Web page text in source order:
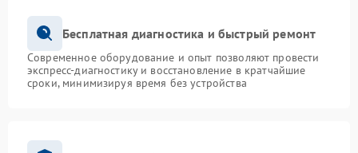
Бесплатная диагностика и быстрый ремонт
Современное оборудование и опыт позволяют провести
экспресс-диагностику и восстановление в кратчайшие
сроки, минимизируя время без устройства